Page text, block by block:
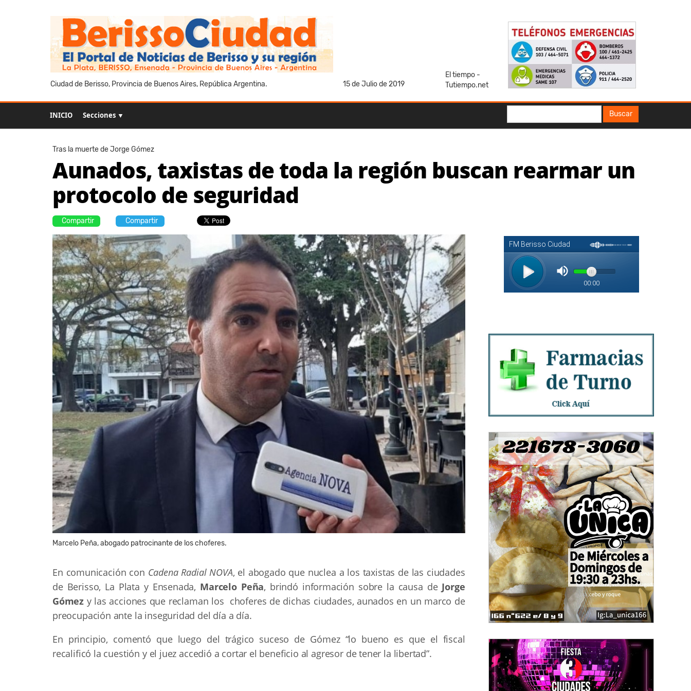
Ciudad de Berisso, Provincia de Buenos Aires, República Argentina. 15 de Julio de 2019
El tiempo -
Tutiempo.net
INICIO Secciones ▼ Buscar
Tras la muerte de Jorge Gómez
Aunados, taxistas de toda la región buscan rearmar un
protocolo de seguridad
Compartir Compartir
Marcelo Peña, abogado patrocinante de los choferes.
En comunicación con Cadena Radial NOVA, el abogado que nuclea a los taxistas de las ciudades
de Berisso, La Plata y Ensenada, Marcelo Peña, brindó información sobre la causa de Jorge
Gómez y las acciones que reclaman los choferes de dichas ciudades, aunados en un marco de
preocupación ante la inseguridad del día a día.
En principio, comentó que luego del trágico suceso de Gómez “lo bueno es que el fiscal
recalificó la cuestión y el juez accedió a cortar el beneficio al agresor de tener la libertad”.